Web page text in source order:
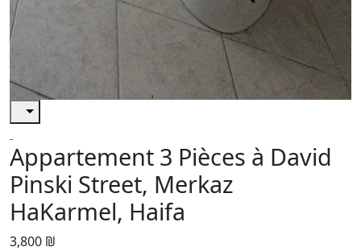
Appartement 3 Pièces à David
Pinski Street, Merkaz
HaKarmel, Haifa
3,800 ₪